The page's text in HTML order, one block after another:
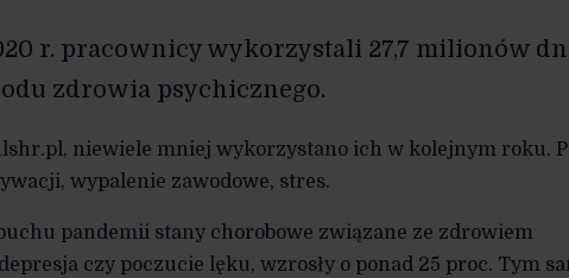
r. pracownicy wykorzystali 27,7 milionów
zdrowia psychicznego.
niewiele mniej wykorzystano ich w kolejnym roku.
wypalenie zawodowe, stres.
pandemii stany chorobowe związane ze zdrowiem
czy poczucie lęku, wzrosły o ponad 25 proc. Tym